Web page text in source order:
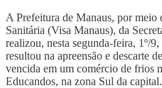
A Prefeitura de Manaus, por
Sanitária (Visa Manaus), da
realizou, nesta segunda-feira, 1º/
resultou na apreensão e descarte
vencida em um comércio de frios
Educandos, na zona Sul da capital.